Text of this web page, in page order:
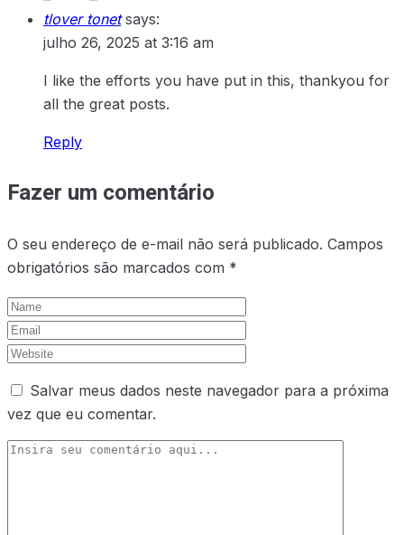
tlover tonet says:
julho 26, 2025 at 3:16 am
I like the efforts you have put in this, thankyou for
all the great posts.
Reply
Fazer um comentário
O seu endereço de e-mail não será publicado. Campos
obrigatórios são marcados com *
Salvar meus dados neste navegador para a próxima
vez que eu comentar.